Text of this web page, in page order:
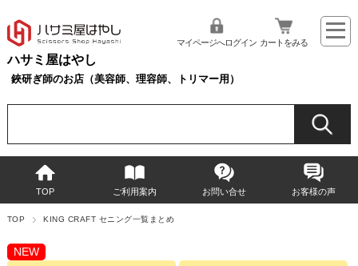
ハサミ屋はやし
鋏研ぎ師のお店（美容師、理容師、トリマー用）
マイページへログイン カートをみる
TOP ご利用案内 お問い合せ お客様の声
TOP KING CRAFT セニング一覧まとめ
NEW